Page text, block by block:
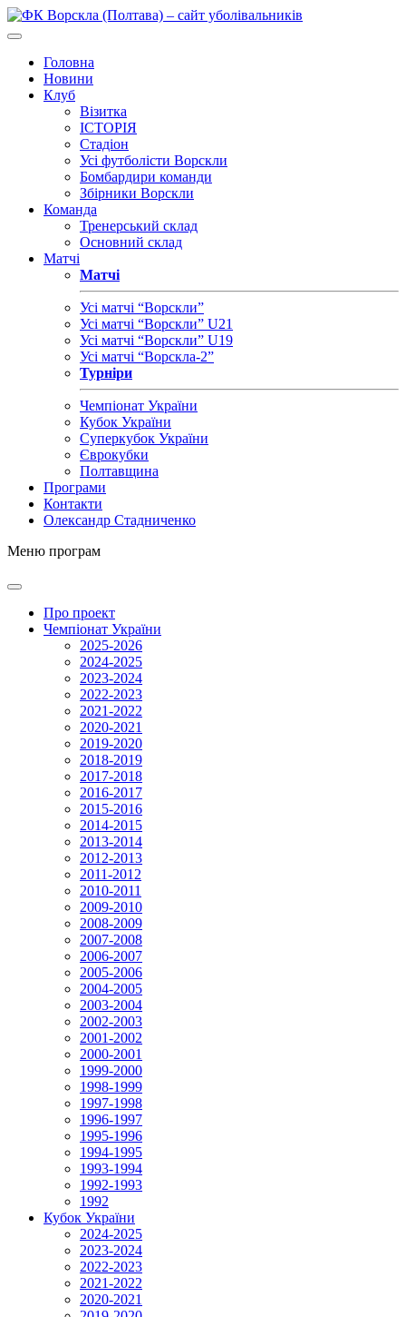
Головна
Новини
Клуб
Візитка
ІСТОРІЯ
Стадіон
Усі футболісти Ворскли
Бомбардири команди
Збірники Ворскли
Команда
Тренерський склад
Основний склад
Матчі
Матчі
Усі матчі “Ворскли”
Усі матчі “Ворскли” U21
Усі матчі “Ворскли” U19
Усі матчі “Ворскла-2”
Турніри
Чемпіонат України
Кубок України
Суперкубок України
Єврокубки
Полтавщина
Програми
Контакти
Олександр Стадниченко
Меню програм
Про проект
Чемпіонат України
2025-2026
2024-2025
2023-2024
2022-2023
2021-2022
2020-2021
2019-2020
2018-2019
2017-2018
2016-2017
2015-2016
2014-2015
2013-2014
2012-2013
2011-2012
2010-2011
2009-2010
2008-2009
2007-2008
2006-2007
2005-2006
2004-2005
2003-2004
2002-2003
2001-2002
2000-2001
1999-2000
1998-1999
1997-1998
1996-1997
1995-1996
1994-1995
1993-1994
1992-1993
1992
Кубок України
2024-2025
2023-2024
2022-2023
2021-2022
2020-2021